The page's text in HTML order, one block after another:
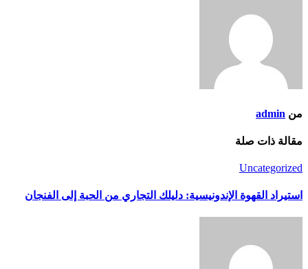
من admin
مقالة ذات صلة
Uncategorized
استيراد القهوة الإندونيسية: دليلك التجاري من الحبة إلى الفنجان